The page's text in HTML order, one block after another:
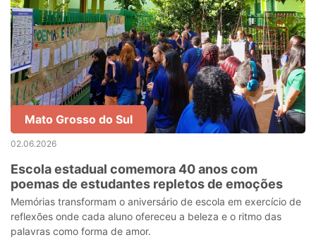
Mato Grosso do Sul
02.06.2026
Escola estadual comemora 40 anos com
poemas de estudantes repletos de emoções
Memórias transformam o aniversário de escola em exercício de
reflexões onde cada aluno ofereceu a beleza e o ritmo das
palavras como forma de amor.